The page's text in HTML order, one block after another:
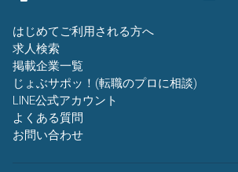
はじめてご利用される方へ
求人検索
掲載企業一覧
じょぶサポッ！(転職のプロに相談)
LINE公式アカウント
よくある質問
お問い合わせ